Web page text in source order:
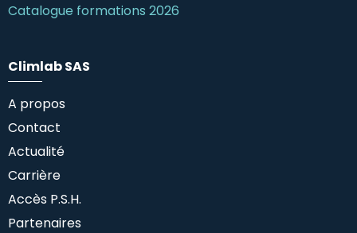
Catalogue formations 2026
Climlab SAS
A propos
Contact
Actualité
Carrière
Accès P.S.H.
Partenaires